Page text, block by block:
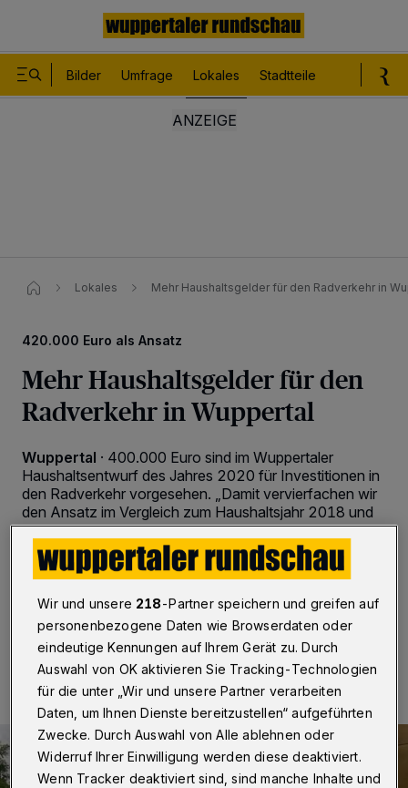
Bilder Umfrage Lokales Stadtteile
Lokales Mehr Haushaltsgelder für den Radverkehr in
420.000 Euro als Ansatz
Mehr Haushaltsgelder für den
Radverkehr in Wuppertal
Wuppertal · 400.000 Euro sind im Wuppertaler
Haushaltsentwurf des Jahres 2020 für Investitionen in
den Radverkehr vorgesehen. „Damit vervierfachen wir
den Ansatz im Vergleich zum Haushaltsjahr 2018 und
verdoppeln ihn zum Ansatz 2019“, so
Oberbürgermeister Andreas Mucke. Dazu kommen
noch einmal 20.000 Euro für weitere Maßnahmen.
29.11.2019 , 13:29 Uhr 2 Minuten Lesezeit
Wir und unsere 218-Partner speichern und greifen auf
personenbezogene Daten wie Browserdaten oder
eindeutige Kennungen auf Ihrem Gerät zu. Durch
Auswahl von OK aktivieren Sie Tracking-Technologien
für die unter „Wir und unsere Partner verarbeiten
Daten, um Ihnen Dienste bereitzustellen“ aufgeführten
Zwecke. Durch Auswahl von Alle ablehnen oder
Widerruf Ihrer Einwilligung werden diese deaktiviert.
Wenn Tracker deaktiviert sind, sind manche Inhalte und